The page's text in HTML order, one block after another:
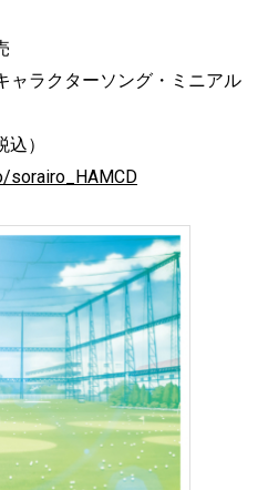
ャラクターソング・ミニアル
）
sorairo_HAMCD